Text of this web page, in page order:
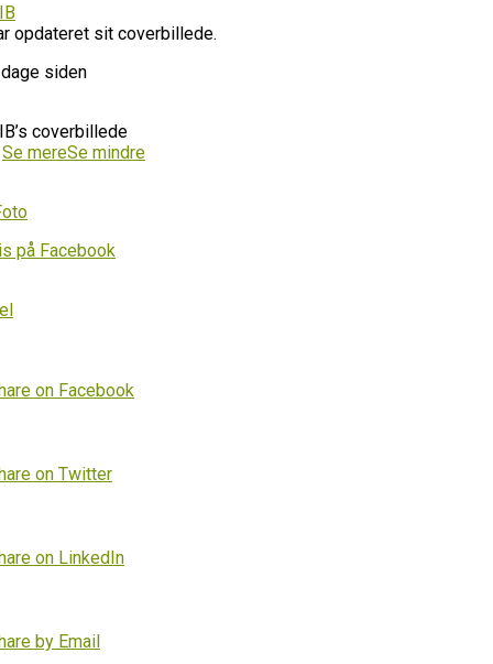
opdateret sit coverbillede.
siden
coverbillede
Se mereSe mindre
på Facebook
on Facebook
on Twitter
on LinkedIn
by Email